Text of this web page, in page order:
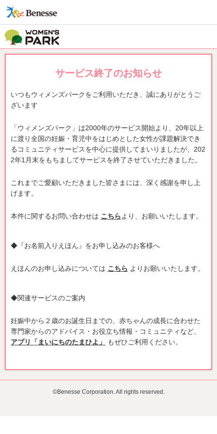
サービス終了のお知らせ
いつもウィメンズパークをご利用いただき、誠にありがとうご
ざいます
「ウィメンズパーク」は2000年のサービス開始より、20年以上
に渡り全国の妊娠・育児中をはじめとした女性が課題解決でき
るコミュニティサービスを中心に提供してまいりましたが、202
2年1月末をもちましてサービスを終了させていただきました。
これまでご愛顧いただきました皆さまには、深く感謝を申し上
げます。
本件に関するお問い合わせは こちらより、お願いいたします。
◆『お名前入りえほん』をお申し込みのお客様へ
えほんのお申し込みについては こちら よりお願いいたします。
◆関連サービスのご案内
妊娠中から２歳のお誕生日までの、赤ちゃんの成長に合わせた
専門家からのアドバイス・お役立ち情報・コミュニティなど、
アプリ「まいにちのたまひよ」
もぜひご利用ください。
©Benesse Corporation. All rights reserved.